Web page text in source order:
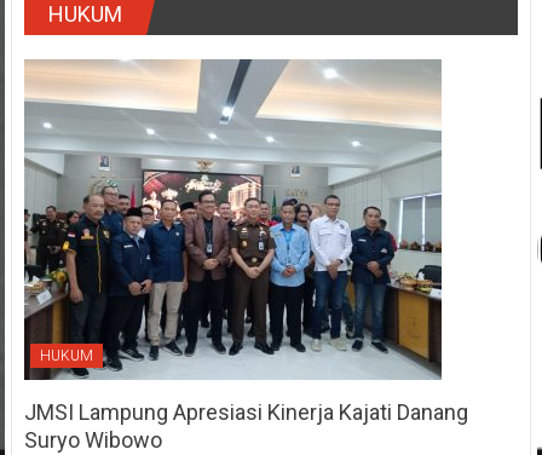
HUKUM
HUKUM
JMSI Lampung Apresiasi Kinerja Kajati Danang
Suryo Wibowo